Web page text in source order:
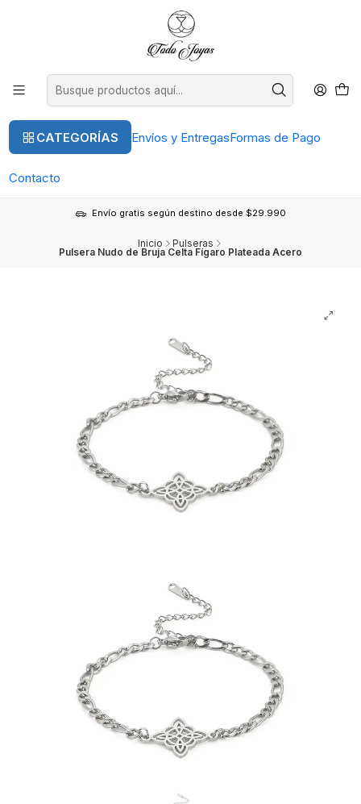
CATEGORÍAS Envíos y EntregasFormas de Pago
Contacto
Envío gratis según destino desde $29.990
Inicio Pulseras
Pulsera Nudo de Bruja Celta Fígaro Plateada Acero